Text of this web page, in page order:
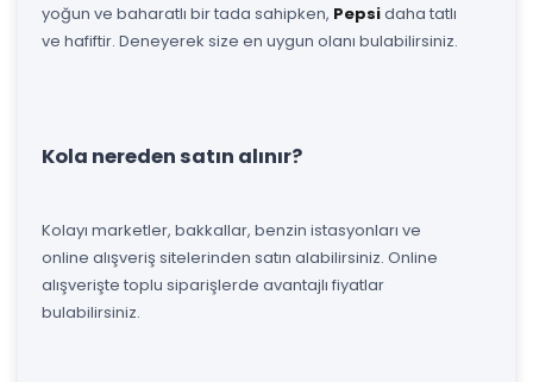
yoğun ve baharatlı bir tada sahipken, Pepsidaha tatlı
ve hafiftir. Deneyerek size en uygun olanı bulabilirsiniz.
Kola nereden satın alınır?
Kolayı marketler, bakkallar, benzin istasyonları ve
online alışveriş sitelerinden satın alabilirsiniz. Online
alışverişte toplu siparişlerde avantajlı fiyatlar
bulabilirsiniz.